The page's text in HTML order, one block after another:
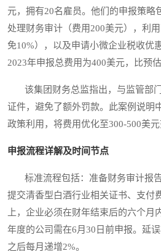
元，拥有20名雇员。他们的申报策略
处理财务审计（费用200美元），利
免10%），以及申请小微企业税收优
2023年申报总费用为400美元，比预
该集团财务总监指出，与监管部门
证件，避免了额外罚款。此案例说明
政策利用，将费用优化至300-500美元
申报流程详解及时间节点
标准流程包括：准备财务审计报告
提交清香型白酒行业相关证书、支付
上，企业必须在财年结束后的六个月
年度的公司需在6月30日前申报。延
之后每月递增2%。